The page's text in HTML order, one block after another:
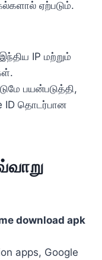
ஏற்படும்.
IP மற்றும்
பயன்படுத்தி,
ID தொடர்பான
download apk
apps, Google